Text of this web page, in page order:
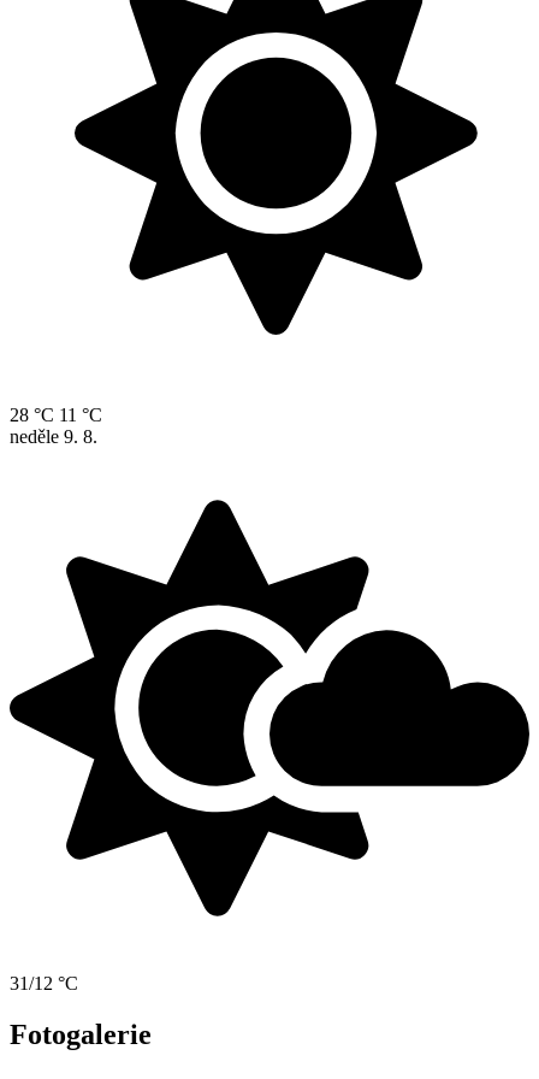
28 °C 11 °C
neděle 9. 8.
31/12 °C
Fotogalerie